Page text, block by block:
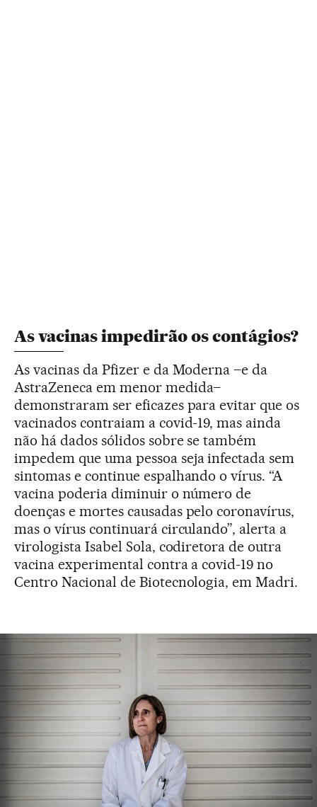
As vacinas impedirão os contágios?
As vacinas da Pfizer e da Moderna –e da
AstraZeneca em menor medida–
demonstraram ser eficazes para evitar que os
vacinados contraiam a covid-19, mas ainda
não há dados sólidos sobre se também
impedem que uma pessoa seja infectada sem
sintomas e continue espalhando o vírus. “A
vacina poderia diminuir o número de
doenças e mortes causadas pelo coronavírus,
mas o vírus continuará circulando”, alerta a
virologista Isabel Sola, codiretora de outra
vacina experimental contra a covid-19 no
Centro Nacional de Biotecnologia, em Madri.